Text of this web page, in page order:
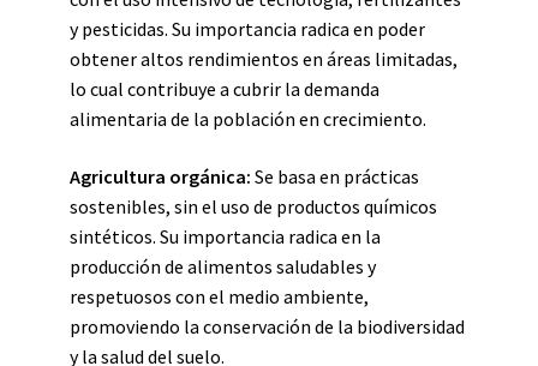
y pesticidas. Su importancia radica en poder
obtener altos rendimientos en áreas limitadas,
lo cual contribuye a cubrir la demanda
alimentaria de la población en crecimiento.
Agricultura orgánica: Se basa en prácticas
sostenibles, sin el uso de productos químicos
sintéticos. Su importancia radica en la
producción de alimentos saludables y
respetuosos con el medio ambiente,
promoviendo la conservación de la biodiversidad
y la salud del suelo.